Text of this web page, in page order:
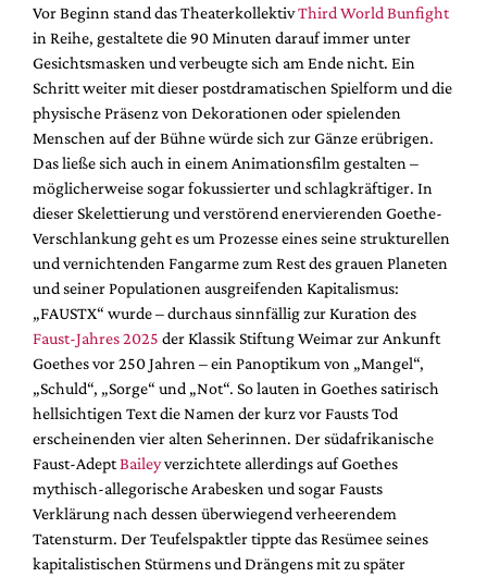
Vor Beginn stand das TheaterkollektivThird World Bunfight
in Reihe, gestaltete die 90 Minuten darauf immer unter
Gesichtsmasken und verbeugte sich am Ende nicht. Ein
Schritt weiter mit dieser postdramatischen Spielform und die
physische Präsenz von Dekorationen oder spielenden
Menschen auf der Bühne würde sich zur Gänze erübrigen.
Das ließe sich auch in einem Animationsfilm gestalten –
möglicherweise sogar fokussierter und schlagkräftiger. In
dieser Skelettierung und verstörend enervierenden Goethe-
Verschlankung geht es um Prozesse eines seine strukturellen
und vernichtenden Fangarme zum Rest des grauen Planeten
und seiner Populationen ausgreifenden Kapitalismus:
„FAUSTX“ wurde – durchaus sinnfällig zur Kuration des
Faust-Jahres 2025 der Klassik Stiftung Weimar zur Ankunft
Goethes vor 250 Jahren – ein Panoptikum von „Mangel“,
„Schuld“, „Sorge“ und „Not“. So lauten in Goethes satirisch
hellsichtigen Text die Namen der kurz vor Fausts Tod
erscheinenden vier alten Seherinnen. Der südafrikanische
Faust-AdeptBaileyverzichtete allerdings auf Goethes
mythisch-allegorische Arabesken und sogar Fausts
Verklärung nach dessen überwiegend verheerendem
Tatensturm. Der Teufelspaktler tippte das Resümee seines
kapitalistischen Stürmens und Drängens mit zu später